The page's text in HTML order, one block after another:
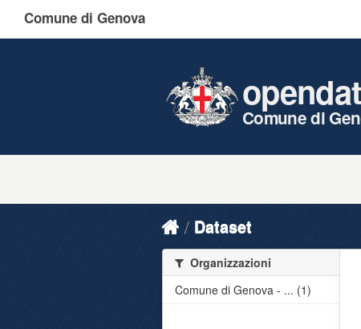
Comune di Genova
Comune di
Dataset
Organizzazioni
Comune di Genova - ... (1)